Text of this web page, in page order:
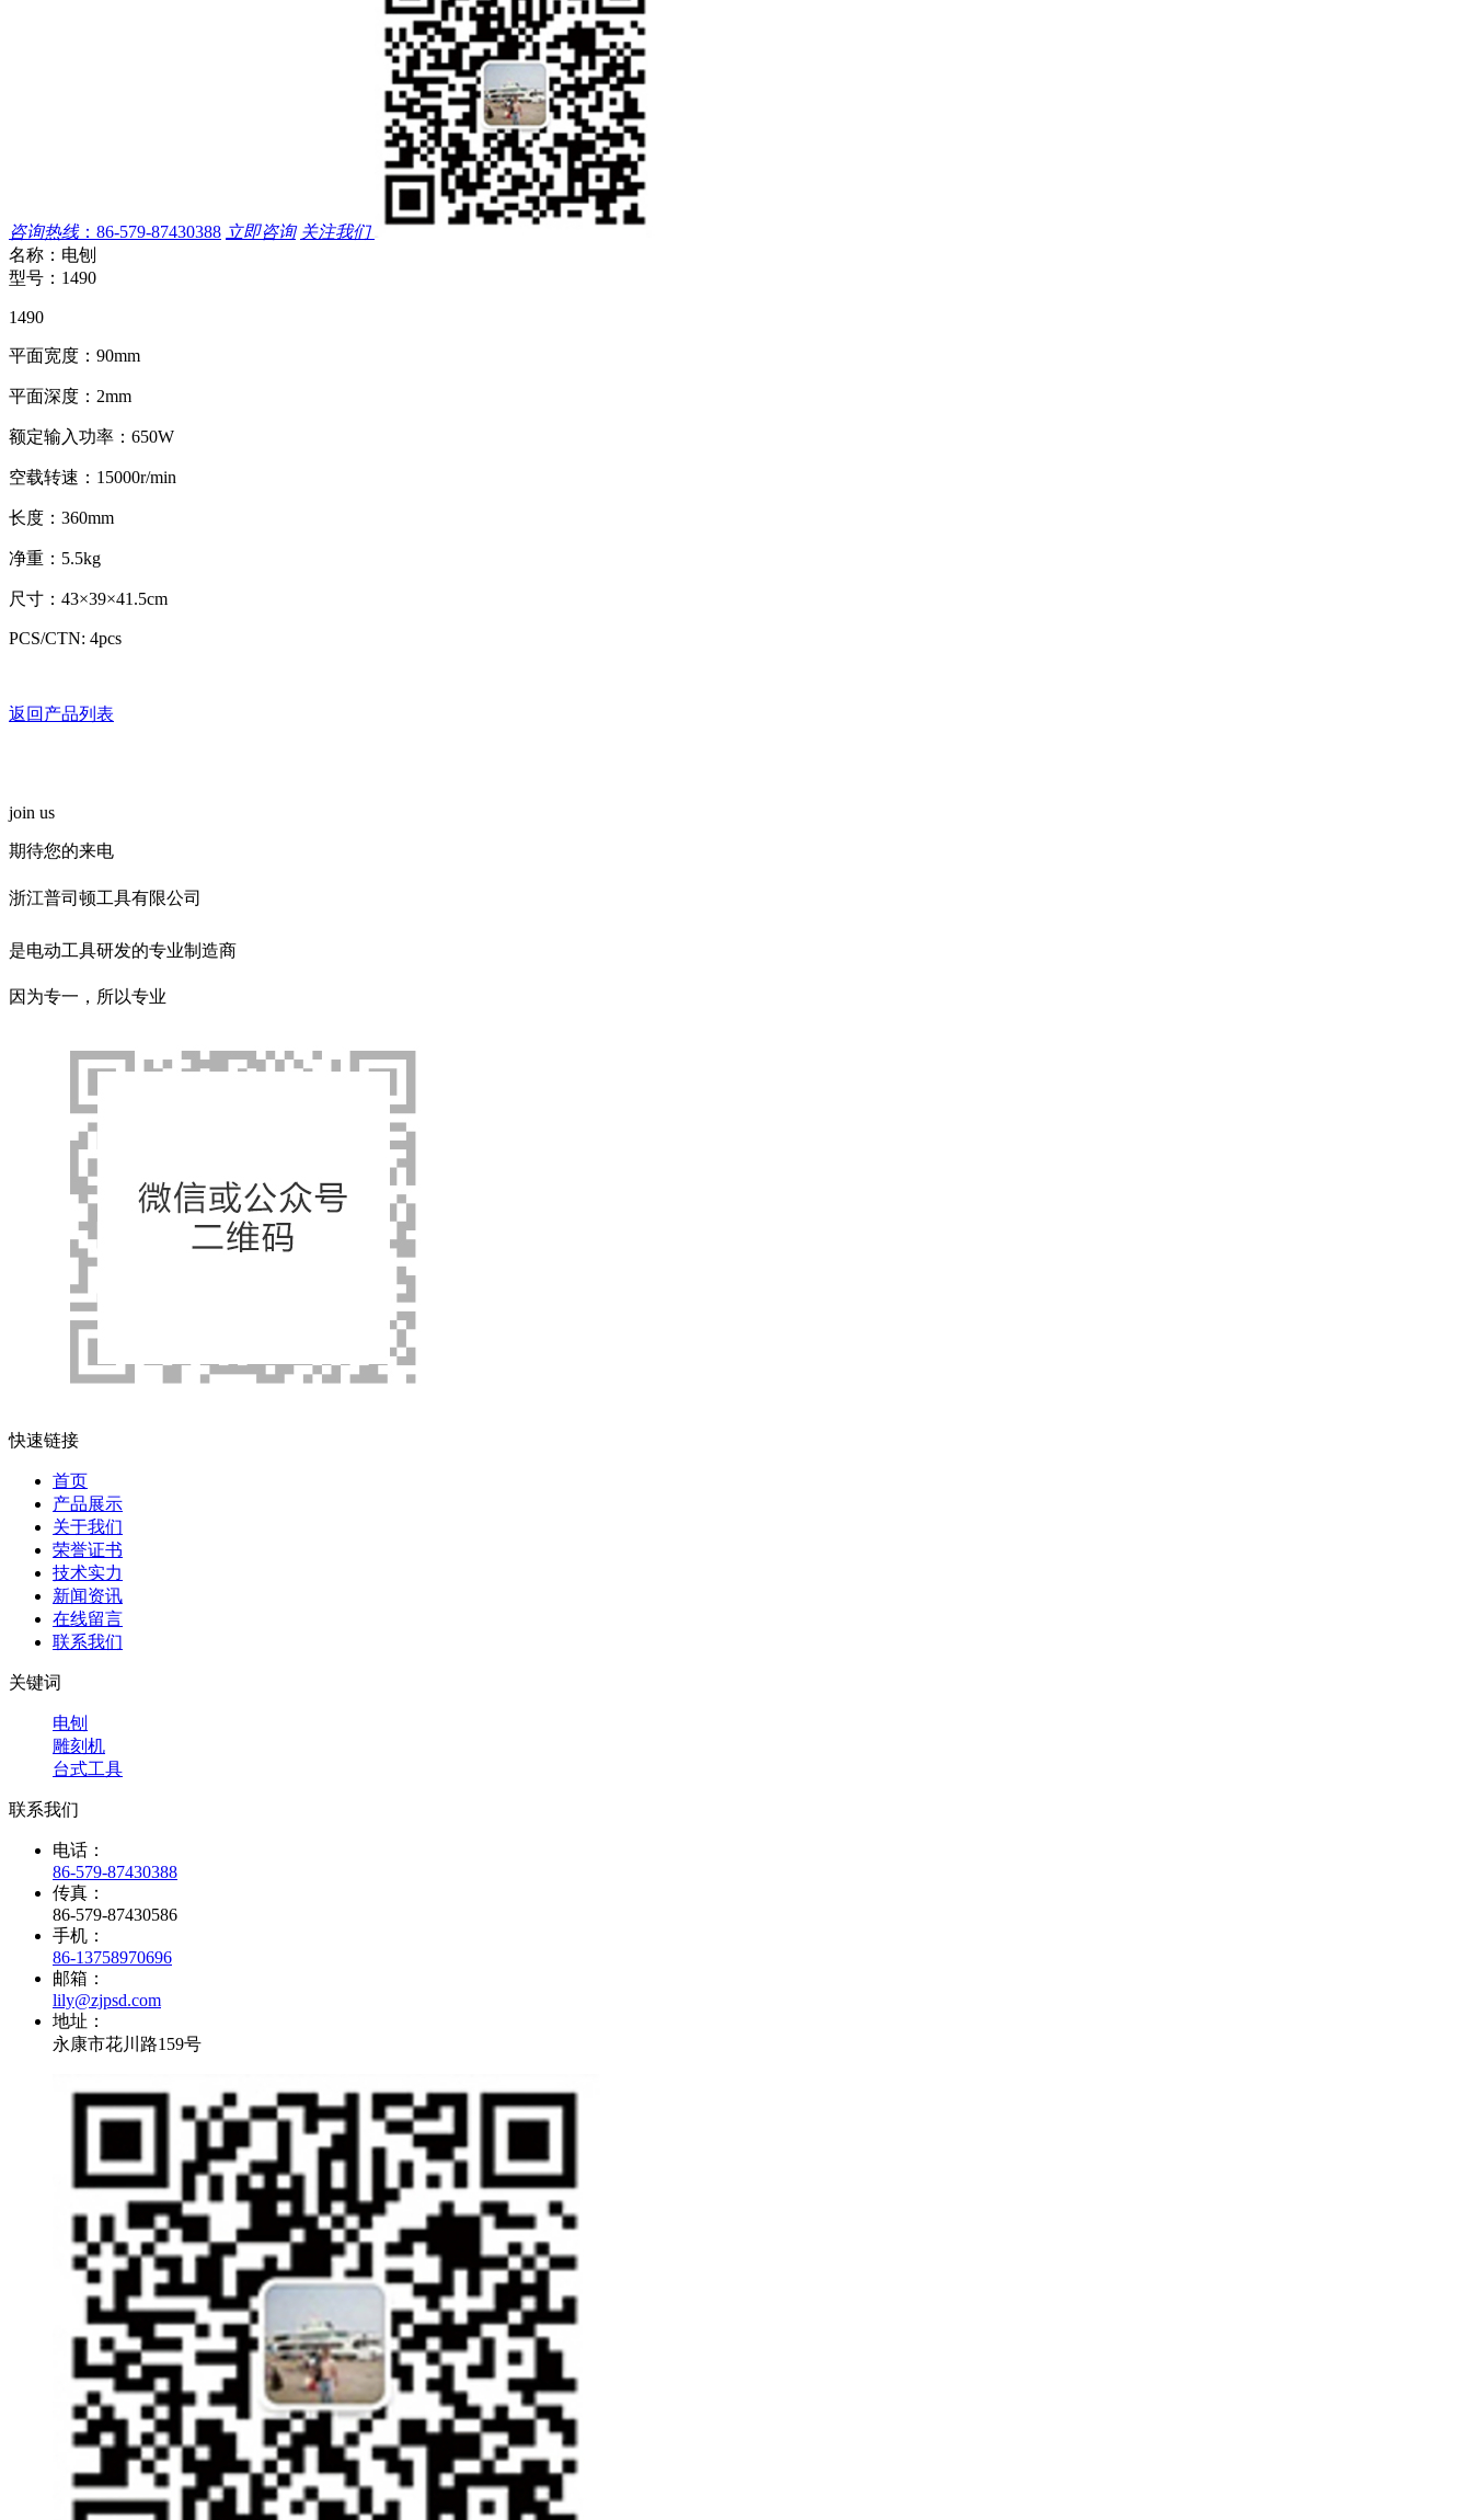
咨询热线： 86-579-87430388 立即咨询 关注我们
名称： 电刨
型号： 1490
1490
平面宽度：90mm
平面深度：2mm
额定输入功率：650W
空载转速：15000r/min
长度：360mm
净重：5.5kg
尺寸：43×39×41.5cm
PCS/CTN: 4pcs
返回产品列表
join us
期待您的来电
浙江普司顿工具有限公司
是电动工具研发的专业制造商
因为专一，所以专业
快速链接
首页
产品展示
关于我们
荣誉证书
技术实力
新闻资讯
在线留言
联系我们
关键词
电刨
雕刻机
台式工具
联系我们
电话：
86-579-87430388
传真：
86-579-87430586
手机：
86-13758970696
邮箱：
lily@zjpsd.com
地址：
永康市花川路159号